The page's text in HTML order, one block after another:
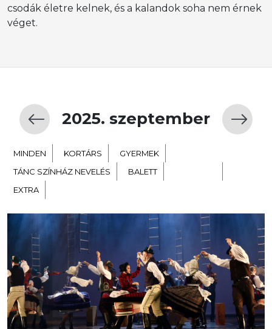
csodák életre kelnek, és a kalandok soha nem érnek
véget.
2025. szeptember
MINDEN KORTÁRS
GYERMEK
TÁNC SZÍNHÁZ NEVELÉS
BALETT
EXTRA